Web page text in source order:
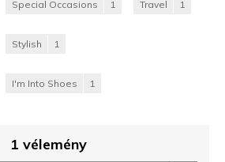
Special Occasions 1 Travel 1
Stylish 1
I'm Into Shoes 1
1 vélemény